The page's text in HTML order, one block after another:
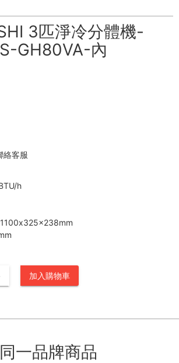
3匹淨冷分體機-
GH80VA-內
絡客服
h
加入購物車
同一品牌商品